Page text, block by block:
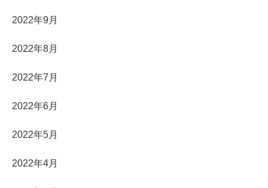
2022年9月
2022年8月
2022年7月
2022年6月
2022年5月
2022年4月